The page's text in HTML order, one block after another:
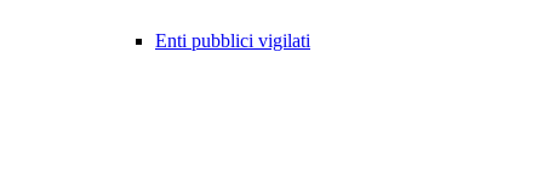
Enti pubblici vigilati